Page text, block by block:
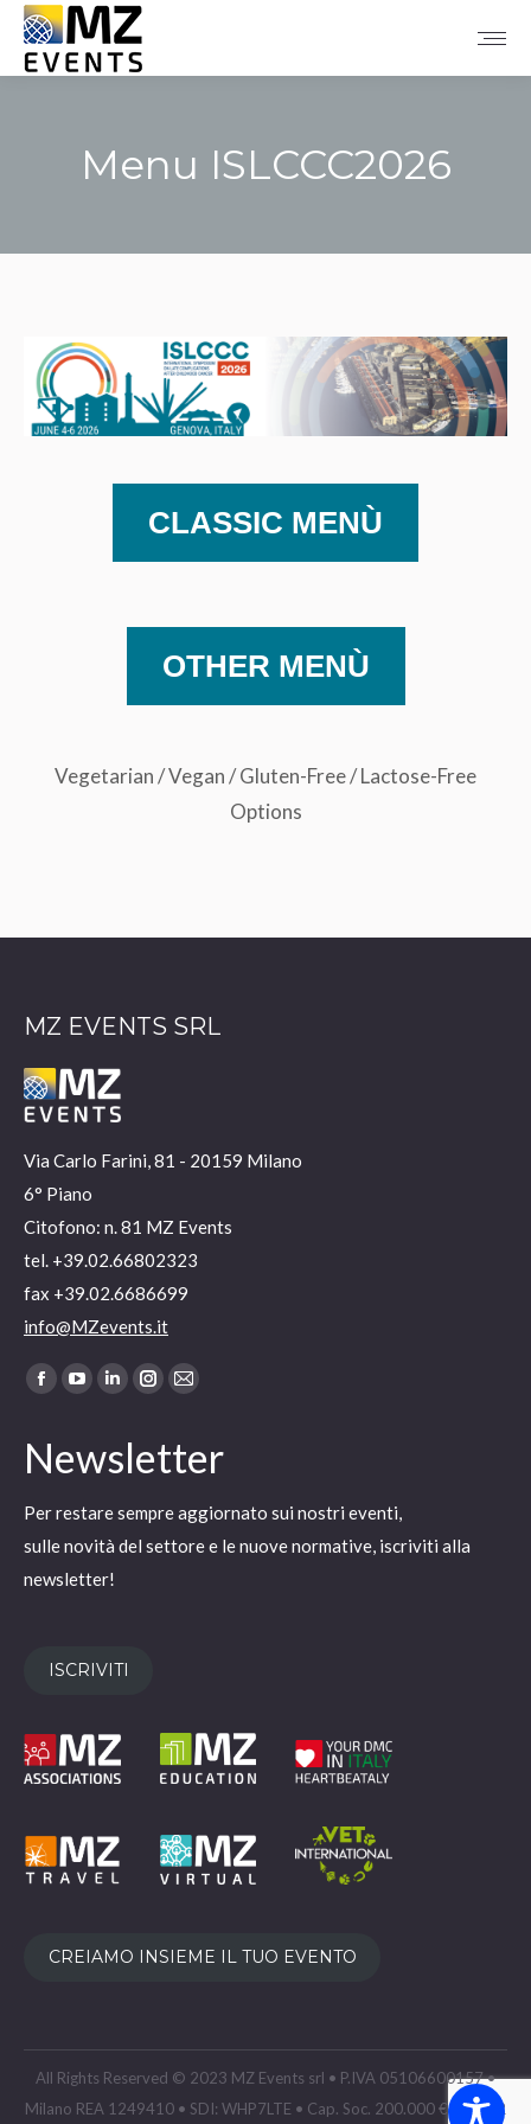
Menu ISLCCC2026
CLASSIC MENÙ
OTHER MENÙ
Vegetarian / Vegan / Gluten-Free / Lactose-Free
Options
MZ EVENTS SRL
Via Carlo Farini, 81 - 20159 Milano
6° Piano
Citofono: n. 81 MZ Events
tel. +39.02.66802323
fax +39.02.6686699
info@MZevents.it
Ci puoi trovare su:
Facebook
opens
new
window
YouTube
opens
new
window
Linkedin
opens
new
window
Instagram
opens
new
window
Mail
opens
new
window
Newsletter
Per restare sempre aggiornato sui nostri eventi,
sulle novità del settore e le nuove normative, iscriviti alla
newsletter!
ISCRIVITI
CREIAMO INSIEME IL TUO EVENTO
All Rights Reserved © 2023 MZ Events srl • P.IVA 05106600157 •
Milano REA 1249410 • SDI: WHP7LTE • Cap. Soc. 200.000 € •GDPR